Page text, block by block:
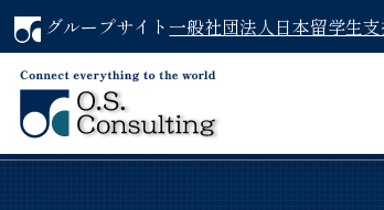
グループサイト 一般社団法人日本留学生